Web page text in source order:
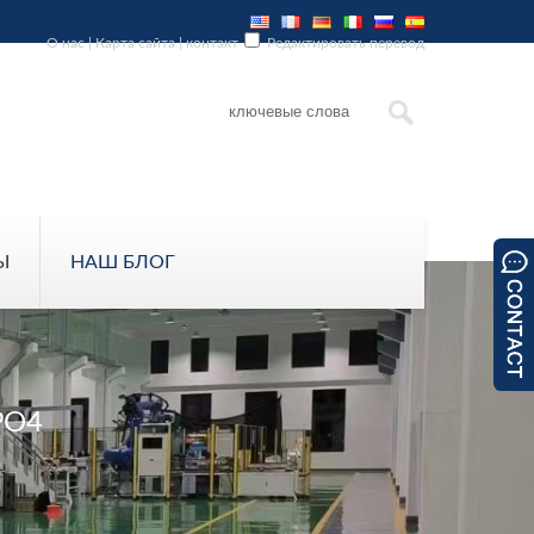
О нас|Карта сайта|контакт Редактировать перевод
НАШ БЛОГ